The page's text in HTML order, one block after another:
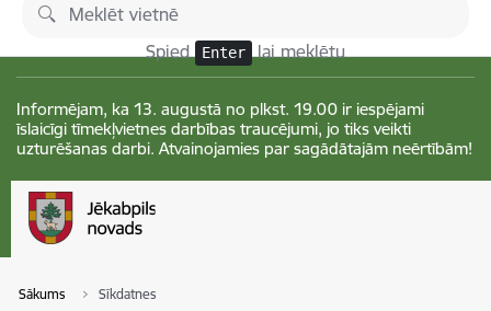
Pāriet uz lapas saturu
Spied Enter lai meklētu
Informējam, ka 13. augustā no plkst. 19.00 ir iespējami
īslaicīgi tīmekļvietnes darbības traucējumi, jo tiks veikti
uzturēšanas darbi. Atvainojamies par sagādātajām neērtībām!
Sākums Sīkdatnes